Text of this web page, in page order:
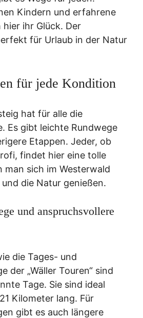
Kindern und erfahrene
ihr Glück. Der
für Urlaub in der Natur
für jede Kondition
hat für alle die
Es gibt leichte Rundwege
Etappen. Jeder, ob
findet hier eine tolle
man sich im Westerwald
die Natur genießen.
und anspruchsvollere
die Tages- und
der „Wäller Touren“ sind
Tage. Sie sind ideal
Kilometer lang. Für
gibt es auch längere